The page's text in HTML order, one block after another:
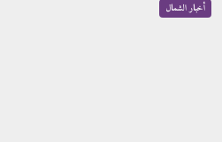
أخبار الشمال